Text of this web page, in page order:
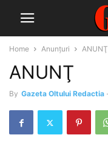
Home Anunțuri ANUNŢ
ANUNŢ
By Gazeta Oltului Redactia